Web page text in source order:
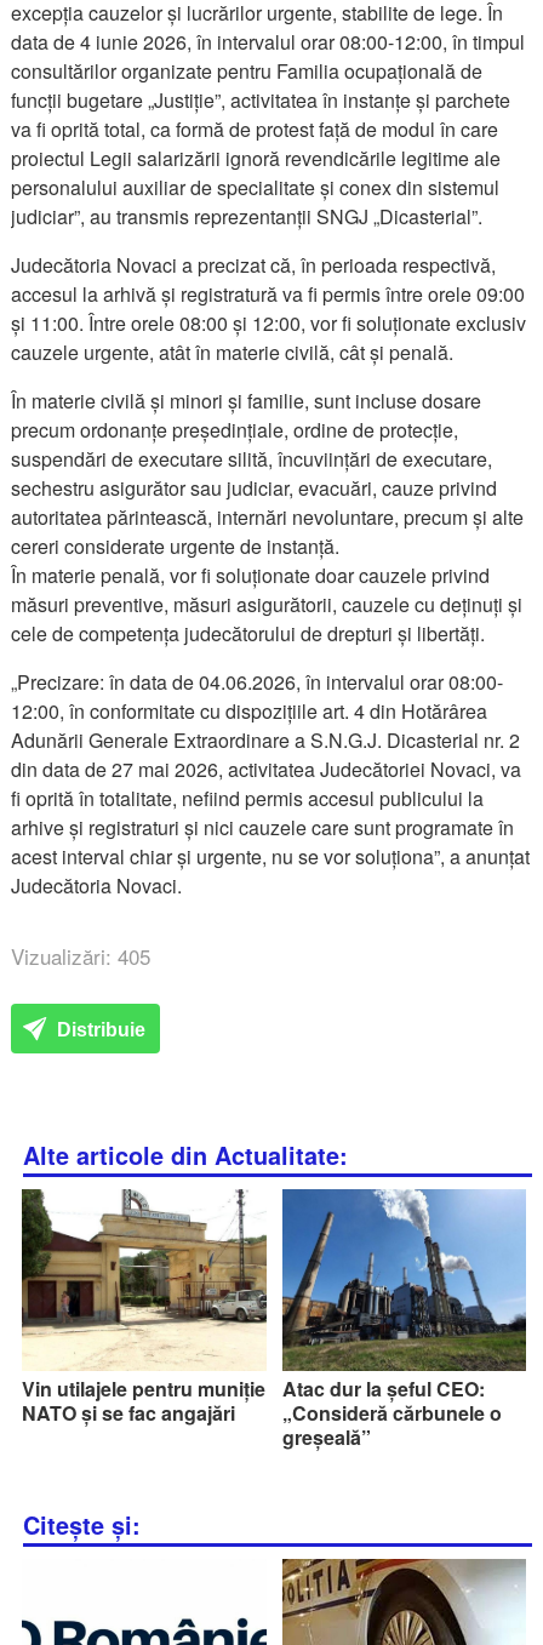
excepția cauzelor și lucrărilor urgente, stabilite de lege. În
data de 4 iunie 2026, în intervalul orar 08:00-12:00, în timpul
consultărilor organizate pentru Familia ocupațională de
funcții bugetare „Justiție”, activitatea în instanțe și parchete
va fi oprită total, ca formă de protest față de modul în care
proiectul Legii salarizării ignoră revendicările legitime ale
personalului auxiliar de specialitate și conex din sistemul
judiciar”, au transmis reprezentanții SNGJ „Dicasterial”.
Judecătoria Novaci a precizat că, în perioada respectivă,
accesul la arhivă și registratură va fi permis între orele 09:00
și 11:00. Între orele 08:00 și 12:00, vor fi soluționate exclusiv
cauzele urgente, atât în materie civilă, cât și penală.
În materie civilă și minori și familie, sunt incluse dosare
precum ordonanțe președințiale, ordine de protecție,
suspendări de executare silită, încuviințări de executare,
sechestru asigurător sau judiciar, evacuări, cauze privind
autoritatea părintească, internări nevoluntare, precum și alte
cereri considerate urgente de instanță.
În materie penală, vor fi soluționate doar cauzele privind
măsuri preventive, măsuri asigurătorii, cauzele cu deținuți și
cele de competența judecătorului de drepturi și libertăți.
„Precizare: în data de 04.06.2026, în intervalul orar 08:00-
12:00, în conformitate cu dispozițiile art. 4 din Hotărârea
Adunării Generale Extraordinare a S.N.G.J. Dicasterial nr. 2
din data de 27 mai 2026, activitatea Judecătoriei Novaci, va
fi oprită în totalitate, nefiind permis accesul publicului la
arhive și registraturi și nici cauzele care sunt programate în
acest interval chiar și urgente, nu se vor soluționa”, a anunțat
Judecătoria Novaci.
Vizualizări: 405
Distribuie
Alte articole din Actualitate:
Vin utilajele pentru muniție
NATO și se fac angajări
Atac dur la șeful CEO:
„Consideră cărbunele o
greșeală”
Citește și: